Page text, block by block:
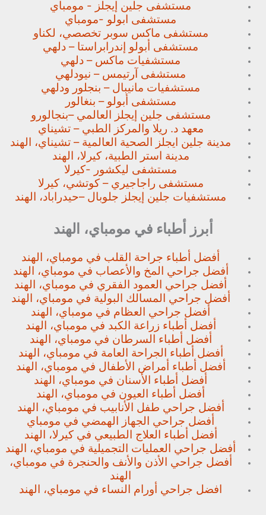
مستشفى جلين إيجلز - مومباي
مستشفى ابولو -مومباي
مستشفى ماكس سوبر تخصصي، لكناو
مستشفى أبولو إندرابراستا – دلهي
مستشفيات ماكس – دلهي
مستشفى آرتيمس – نيودلهي
مستشفيات مانيبال – بنجلور ودلهي
مستشفى أبولو – بنغالور
مستشفى جلين إيجلز العالمي –بنجالورو
معهد د. ريلا والمركز الطبي – تشيناي
مدينة جلين ايجلز الصحية العالمية – تشيناي، الهند
مدينة استر الطبية، كيرلا، الهند
مستشفى ليكشور -كيرلا
مستشفى راجاجيري – كوتشي، كيرلا
مستشفيات جلين إيجلز جلوبال –حيدراباد، الهند
أبرز أطباء في مومباي، الهند
أفضل أطباء جراحة القلب في مومباي، الهند
أفضل جراحي المخ والأعصاب في مومباي، الهند
أفضل جراحي العمود الفقري في مومباي، الهند
أفضل جراحي المسالك البولية في مومباي، الهند
أفضل جراحي العظام في مومباي، الهند
أفضل أطباء زراعة الكبد في مومباي، الهند
أفضل أطباء السرطان في مومباي، الهند
أفضل أطباء الجراحة العامة في مومباي، الهند
أفضل أطباء أمراض الأطفال في مومباي، الهند
أفضل أطباء الأسنان في مومباي، الهند
أفضل أطباء العيون في مومباي، الهند
أفضل جراحي طفل الأنابيب في مومباي، الهند
أفضل جراحي الجهاز الهمضي في مومباي
أفضل أطباء العلاج الطبيعي في كيرلا، الهند
أفضل جراحي العمليات التجميلية في مومباي، الهند
أفضل جراحي الأذن والأنف والحنجرة في مومباي،
الهند
افضل جراحي أورام النساء في مومباي، الهند